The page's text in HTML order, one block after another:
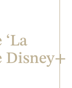
Disney+